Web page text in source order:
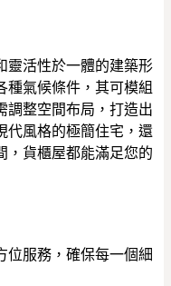
靈活性於一體的建築形
種氣候條件，其可模組
調整空間布局，打造出
代風格的極簡住宅，還
，貨櫃屋都能滿足您的
位服務，確保每一個細